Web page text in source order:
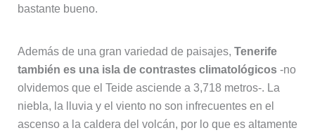
bastante bueno.
Además de una gran variedad de paisajes, Tenerife
también es una isla de contrastes climatológicos-no
olvidemos que el Teide asciende a 3,718 metros-. La
niebla, la lluvia y el viento no son infrecuentes en el
ascenso a la caldera del volcán, por lo que es altamente